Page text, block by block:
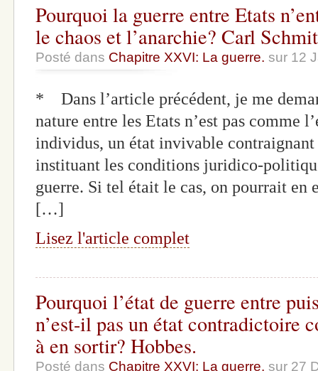
Pourquoi la guerre entre Etats
le chaos et l’anarchie? Carl
Posté dans Chapitre XXVI: La guerre. sur 12
* Dans l’article précédent, je me
nature entre les Etats n’est pas comme
individus, un état invivable
instituant les conditions juridico-
guerre. Si tel était le cas, on pourrait en
[…]
Lisez l'article complet
Pourquoi l’état de guerre entre
n’est-il pas un état contradictoire
à en sortir? Hobbes.
Posté dans Chapitre XXVI: La guerre. sur 27